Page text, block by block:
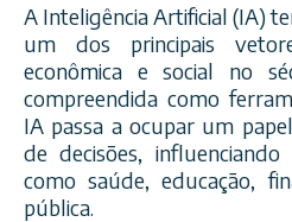
A Inteligência Artificial (IA)
um dos principais
econômica e social no
compreendida como
IA passa a ocupar um
de decisões,
como saúde, educação,
pública.